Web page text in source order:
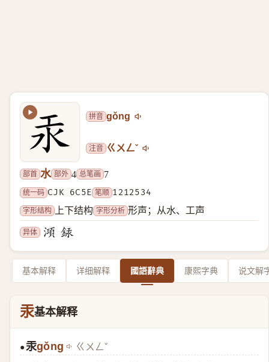
拼音 gǒng
注音 ㄍㄨㄥˇ
部首 水 部外 4 总笔画 7
统一码 CJK 6C5E 笔顺 1212534
字形结构
上下结构 字形分析 形声；从水、工声
异体
基本解释 详细解释 國語辭典 康熙字典 说文解
汞基本解释
●汞gǒng ㄍㄨㄥˇ